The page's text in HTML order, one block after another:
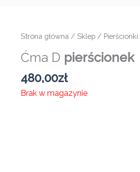
Strona główna /Sklep / Pierścionki
Ćma D pierścionek
480,00zł
Brak w magazynie